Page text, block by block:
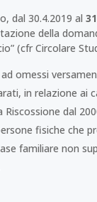
dal 30.4.2019 al
della
(cfr Circolare
omessi
in relazione ai
dal
fisiche che
familiare non